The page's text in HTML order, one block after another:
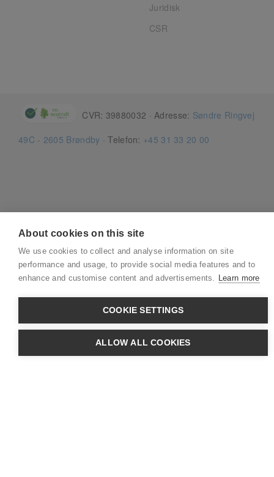
Juridisk
CSR
CVR: 39880032 · Adresse: Søndre Ringvej
49C - 2605 Brøndby · Telefon: +45 31 33 20 00
About cookies on this site
We use cookies to collect and analyse information on site
performance and usage, to provide social media features and to
enhance and customise content and advertisements. Learn more
COOKIE SETTINGS
ALLOW ALL COOKIES